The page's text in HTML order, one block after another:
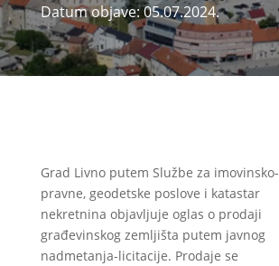
Datum objave: 05.07.2024.
Grad Livno putem Službe za imovinsko-
pravne, geodetske poslove i katastar
nekretnina objavljuje oglas o prodaji
građevinskog zemljišta putem javnog
nadmetanja-licitacije. Prodaje se